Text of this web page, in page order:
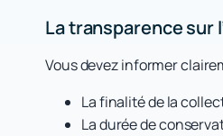
La transparence sur
Vous devez informer
La finalité de la
La durée de